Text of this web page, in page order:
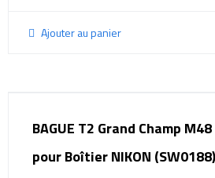
Ajouter au panier
BAGUE T2 Grand Champ M48
pour Boîtier NIKON (SW0188)